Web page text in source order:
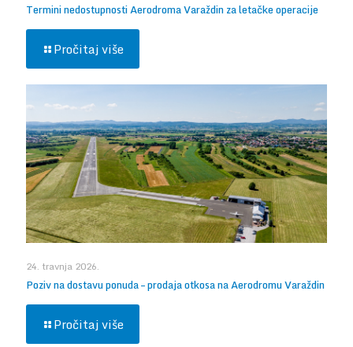
Termini nedostupnosti Aerodroma Varaždin za letačke operacije
Pročitaj više
24. travnja 2026.
Poziv na dostavu ponuda – prodaja otkosa na Aerodromu Varaždin
Pročitaj više